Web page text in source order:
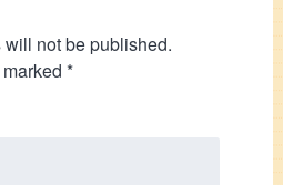
not be published.
*